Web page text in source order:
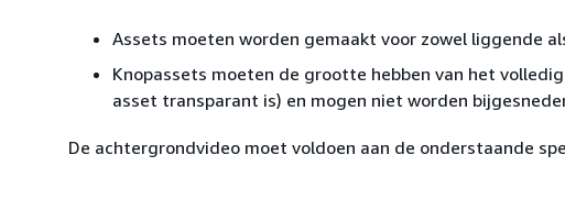
Assets moeten worden gemaakt voor zowel liggende
Knopassets moeten de grootte hebben van het
asset transparant is) en mogen niet worden
De achtergrondvideo moet voldoen aan de onderstaande